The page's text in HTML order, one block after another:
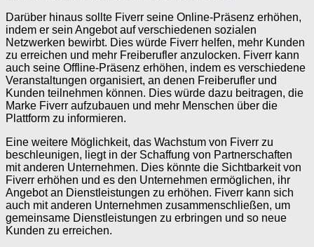
Darüber hinaus sollte Fiverr seine Online-Präsenz erhöhen,
indem er sein Angebot auf verschiedenen sozialen
Netzwerken bewirbt. Dies würde Fiverr helfen, mehr Kunden
zu erreichen und mehr Freiberufler anzulocken. Fiverr kann
auch seine Offline-Präsenz erhöhen, indem es verschiedene
Veranstaltungen organisiert, an denen Freiberufler und
Kunden teilnehmen können. Dies würde dazu beitragen, die
Marke Fiverr aufzubauen und mehr Menschen über die
Plattform zu informieren.
Eine weitere Möglichkeit, das Wachstum von Fiverr zu
beschleunigen, liegt in der Schaffung von Partnerschaften
mit anderen Unternehmen. Dies könnte die Sichtbarkeit von
Fiverr erhöhen und es den Unternehmen ermöglichen, ihr
Angebot an Dienstleistungen zu erhöhen. Fiverr kann sich
auch mit anderen Unternehmen zusammenschließen, um
gemeinsame Dienstleistungen zu erbringen und so neue
Kunden zu erreichen.